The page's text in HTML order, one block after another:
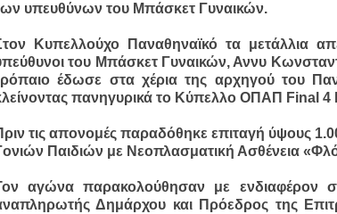
υπευθύνων του Μπάσκετ Γυναικών.
Κυπελλούχο Παναθηναϊκό τα μετάλλια
του Μπάσκετ Γυναικών, Αννυ
έδωσε στα χέρια της αρχηγού του
πανηγυρικά το Κύπελλο ΟΠΑΠ Final 4
τις απονομές παραδόθηκε επιταγή ύψους
Παιδιών με Νεοπλασματική Ασθένεια
αγώνα παρακολούθησαν με ενδιαφέρον
Δημάρχου και Πρόεδρος της